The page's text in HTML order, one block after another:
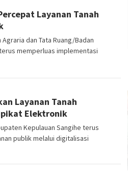
Layanan Tanah
dan Tata Ruang/Badan
memperluas implementasi
Layanan Tanah
Elektronik
Kepulauan Sangihe terus
publik melalui digitalisasi